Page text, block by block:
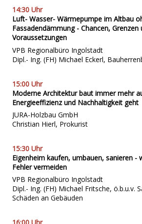
14:30 Uhr
Luft- Wasser- Wärmepumpe im Altbau
Fassadendämmung - Chancen, Grenzen
Voraussetzungen
VPB Regionalbüro Ingolstadt
Dipl.- Ing. (FH) Michael Eckerl,
15:00 Uhr
Moderne Architektur baut immer mehr
Energieeffizienz und Nachhaltigkeit geht
JURA-Holzbau GmbH
Christian Hierl, Prokurist
15:30 Uhr
Eigenheim kaufen, umbauen, sanieren -
Fehler vermeiden
VPB Regionalbüro Ingolstadt
Dipl.- Ing. (FH) Michael Fritsche, ö.b.u.v.
Schäden an Gebäuden